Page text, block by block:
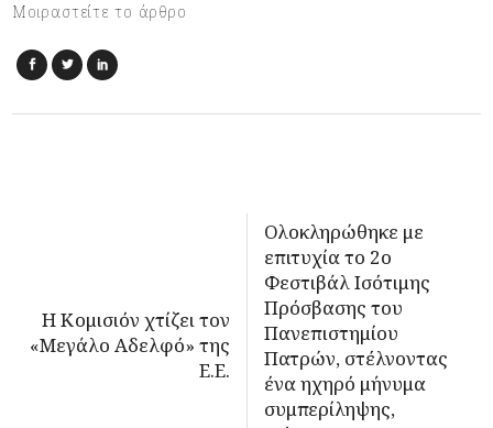
Μοιραστείτε το άρθρο
Η Κομισιόν χτίζει τον
«Μεγάλο Αδελφό» της
Ε.Ε.
Ολοκληρώθηκε με
επιτυχία το 2ο
Φεστιβάλ Ισότιμης
Πρόσβασης του
Πανεπιστημίου
Πατρών, στέλνοντας
ένα ηχηρό μήνυμα
συμπερίληψης,